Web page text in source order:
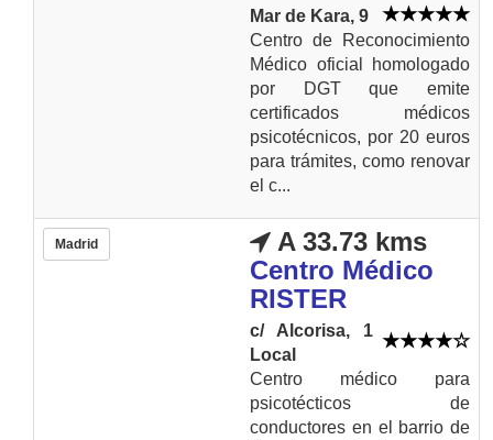
Mar de Kara, 9
Centro de Reconocimiento
Médico oficial homologado
por DGT que emite
certificados médicos
psicotécnicos, por 20 euros
para trámites, como renovar
el c...
Madrid
A 33.73 kms
Centro Médico
RISTER
c/ Alcorisa, 1
Local
Centro médico para
psicotécticos de
conductores en el barrio de